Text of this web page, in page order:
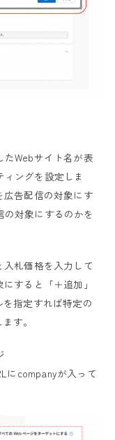
Webサイト名が表
ングを設定しま
広告配信の対象にす
対象にするのかを
札価格を入力して
すると「＋追加」
指定すれば特定の
す。
companyが入って